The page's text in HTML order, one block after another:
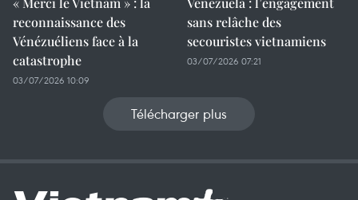
reconnaissance des
Vénézuéliens face à la
catastrophe
03/07/2026 10:09
sans relâche des
secouristes vietnamiens
03/07/2026 07:21
Télécharger plus